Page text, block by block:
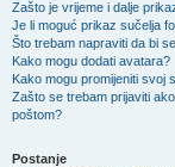
Zašto je vrijeme i dalje
Je li moguć prikaz sučelja
Što trebam napraviti da bi
Kako mogu dodati avatara?
Kako mogu promijeniti svoj
Zašto se trebam prijaviti
poštom?
Postanje